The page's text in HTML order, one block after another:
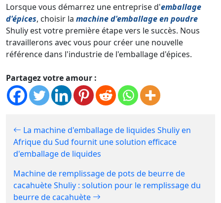
Lorsque vous démarrez une entreprise d'emballage
d'épices, choisir la machine d'emballage en poudre
Shuliy est votre première étape vers le succès. Nous
travaillerons avec vous pour créer une nouvelle
référence dans l'industrie de l'emballage d'épices.
Partagez votre amour :
La machine d'emballage de liquides Shuliy en
Afrique du Sud fournit une solution efficace
d'emballage de liquides
Machine de remplissage de pots de beurre de
cacahuète Shuliy : solution pour le remplissage du
beurre de cacahuète